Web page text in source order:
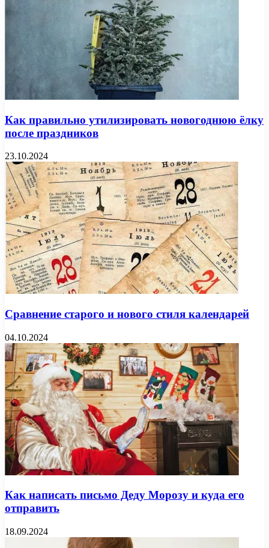
Как правильно утилизировать новогоднюю ёлку
после праздников
23.10.2024
Сравнение старого и нового стиля календарей
04.10.2024
Как написать письмо Деду Морозу и куда его
отправить
18.09.2024